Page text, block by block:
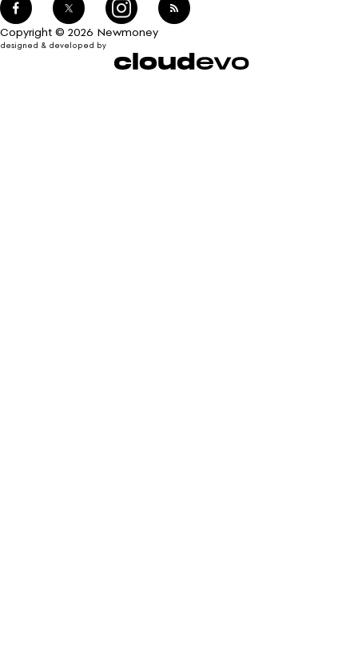
Copyright © 2026 Newmoney
designed & developed by